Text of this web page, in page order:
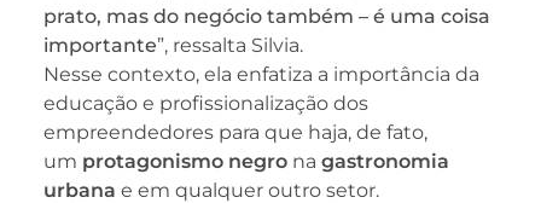
prato, mas do negócio também – é uma coisa
importante”, ressalta Silvia.
Nesse contexto, ela enfatiza a importância da
educação e profissionalização dos
empreendedores para que haja, de fato,
um protagonismo negro na gastronomia
urbana e em qualquer outro setor.